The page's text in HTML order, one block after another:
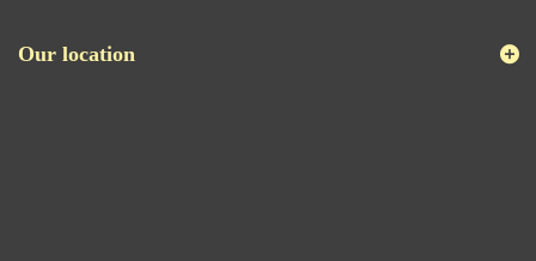
Our location